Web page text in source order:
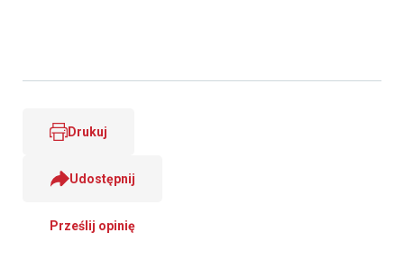
Drukuj
Udostępnij
Prześlij opinię